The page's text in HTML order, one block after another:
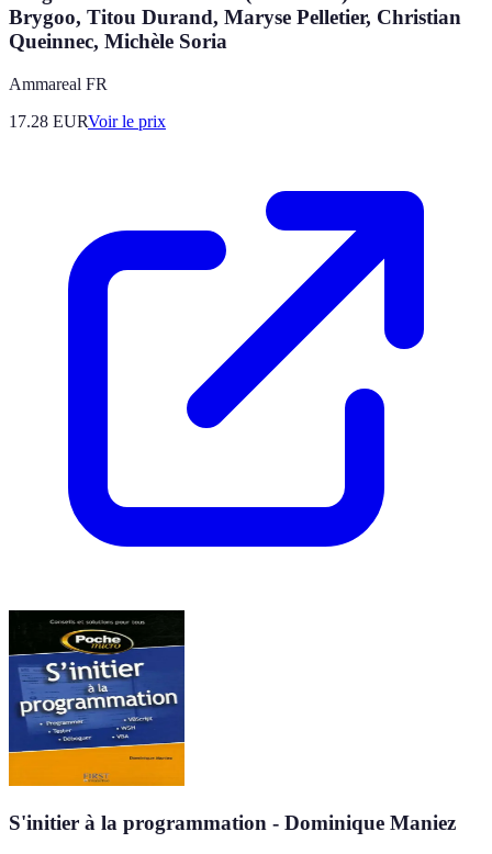
Brygoo, Titou Durand, Maryse Pelletier, Christian
Queinnec, Michèle Soria
Ammareal FR
17.28 EURVoir le prix
S'initier à la programmation - Dominique Maniez